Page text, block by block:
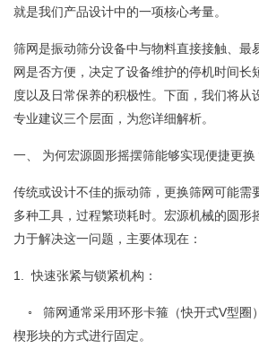
就是我们产品设计中的一项核心考量。
筛网是振动筛分设备中与物料直接接触、最
网是否方便，决定了设备维护的停机时间长
度以及日常保养的积极性。下面，我们将从
专业建议三个层面，为您详细解析。
一、 为何宏源圆形摇摆筛能够实现便捷更
传统或设计不佳的振动筛，更换筛网可能需
多种工具，过程繁琐耗时。宏源机械的圆形
力于解决这一问题，主要体现在：
1. 快速张紧与锁紧机构：
◦ 筛网通常采用环形卡箍（快开式V型圈
楔形块的方式进行固定。